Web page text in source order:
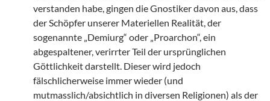
verstanden habe, gingen die Gnostiker davon aus, dass
der Schöpfer unserer Materiellen Realität, der
sogenannte „Demiurg“ oder „Proarchon“, ein
abgespaltener, verirrter Teil der ursprünglichen
Göttlichkeit darstellt. Dieser wird jedoch
fälschlicherweise immer wieder (und
mutmasslich/absichtlich in diversen Religionen) als der